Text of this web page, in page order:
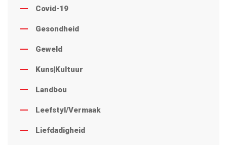
Covid-19
Gesondheid
Geweld
Kuns|Kultuur
Landbou
Leefstyl/Vermaak
Liefdadigheid